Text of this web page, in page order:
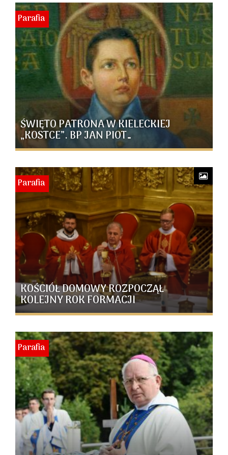
ŚWIĘTO PATRONA W KIELECKIEJ
„KOSTCE”. BP JAN PIOT…
Parafia
KOŚCIÓŁ DOMOWY ROZPOCZĄŁ
KOLEJNY ROK FORMACJI
Parafia
Parafia